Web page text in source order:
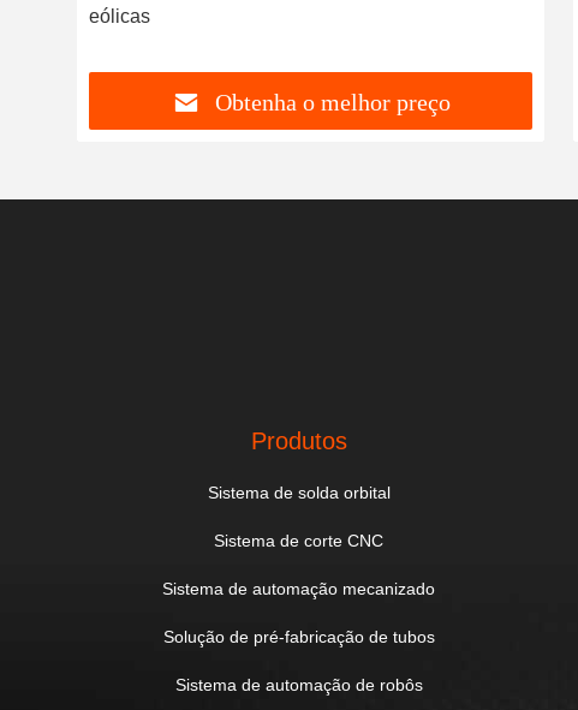
eólicas
Obtenha o melhor preço
Produtos
Sistema de solda orbital
Sistema de corte CNC
Sistema de automação mecanizado
Solução de pré-fabricação de tubos
Sistema de automação de robôs